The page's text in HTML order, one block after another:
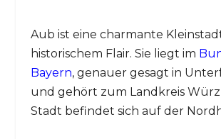
Aub ist eine charmante
historischem Flair. Sie liegt im
Bayern, genauer gesagt in
und gehört zum Landkreis
Stadt befindet sich auf der